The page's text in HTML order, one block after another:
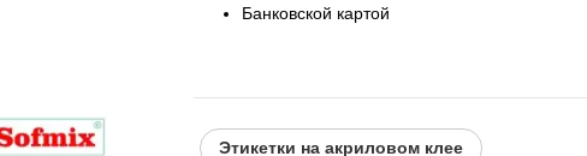
Банковской картой
Этикетки на акриловом клее